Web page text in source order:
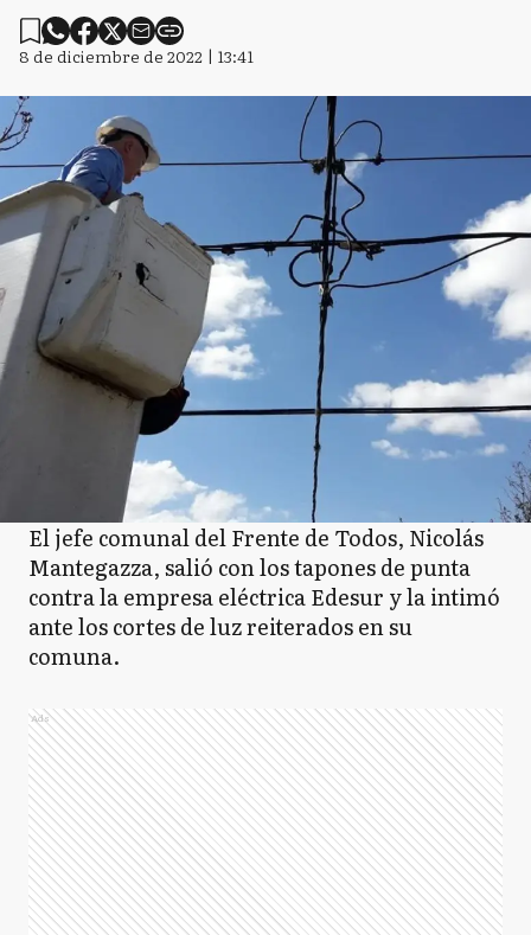
8 de diciembre de 2022 | 13:41
El jefe comunal del Frente de Todos, Nicolás
Mantegazza, salió con los tapones de punta
contra la empresa eléctrica Edesur y la intimó
ante los cortes de luz reiterados en su
comuna.
Ads